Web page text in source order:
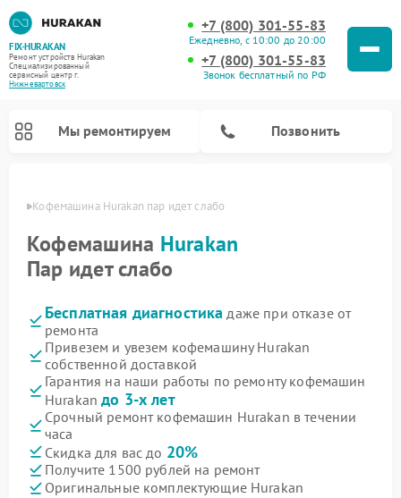
FIX-HURAKAN
Ремонт устройств Hurakan
Специализированный
cервисный центр г.
Нижневартовск
+7 (800) 301-55-83
Ежедневно, с 10:00 до 20:00
+7 (800) 301-55-83
Звонок бесплатный по РФ
Мы ремонтируем Позвонить
Кофемашина Hurakan пар идет слабо
Кофемашина Hurakan
Пар идет слабо
Бесплатная диагностика даже при отказе от
ремонта
Привезем и увезем кофемашину Hurakan
собственной доставкой
Гарантия на наши работы по ремонту кофемашин
Hurakanдо 3-х лет
Срочный ремонт кофемашин Hurakan в течении
часа
Скидка для вас до 20%
Получите 1500 рублей на ремонт
Оригинальные комплектующие Hurakan